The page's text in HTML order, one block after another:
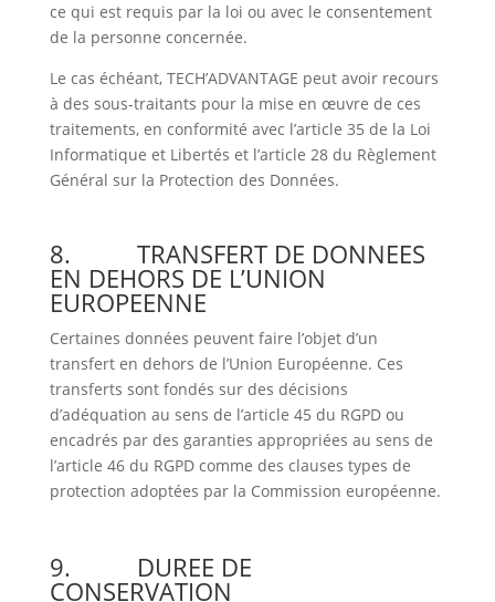
ce qui est requis par la loi ou avec le consentement
de la personne concernée.
Le cas échéant, TECH’ADVANTAGE peut avoir recours
à des sous-traitants pour la mise en œuvre de ces
traitements, en conformité avec l’article 35 de la Loi
Informatique et Libertés et l’article 28 du Règlement
Général sur la Protection des Données.
8. TRANSFERT DE DONNEES
EN DEHORS DE L’UNION
EUROPEENNE
Certaines données peuvent faire l’objet d’un
transfert en dehors de l’Union Européenne. Ces
transferts sont fondés sur des décisions
d’adéquation au sens de l’article 45 du RGPD ou
encadrés par des garanties appropriées au sens de
l’article 46 du RGPD comme des clauses types de
protection adoptées par la Commission européenne.
9. DUREE DE
CONSERVATION